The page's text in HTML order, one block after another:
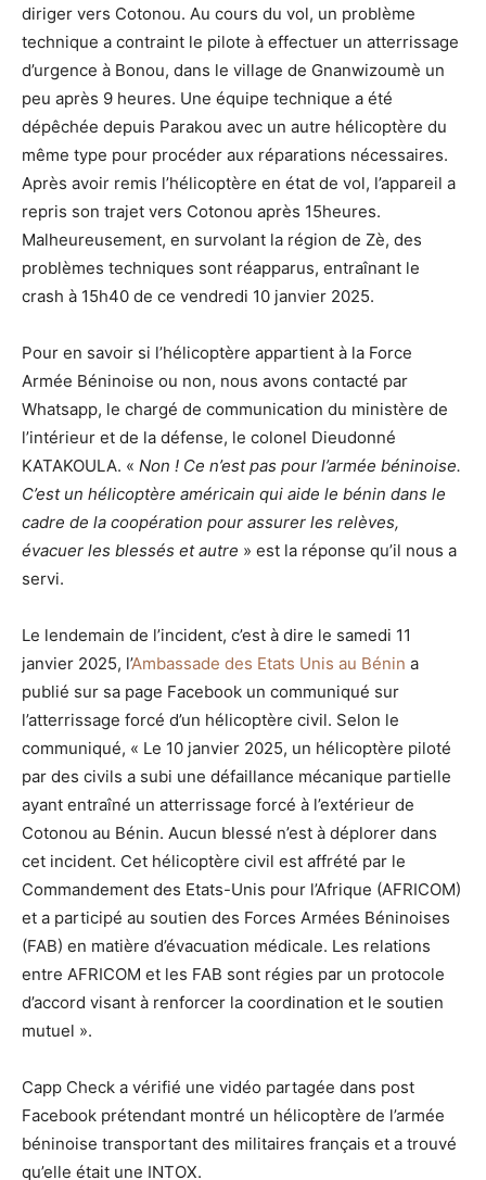
diriger vers Cotonou. Au cours du vol, un problème
technique a contraint le pilote à effectuer un atterrissage
d’urgence à Bonou, dans le village de Gnanwizoumè un
peu après 9 heures. Une équipe technique a été
dépêchée depuis Parakou avec un autre hélicoptère du
même type pour procéder aux réparations nécessaires.
Après avoir remis l’hélicoptère en état de vol, l’appareil a
repris son trajet vers Cotonou après 15heures.
Malheureusement, en survolant la région de Zè, des
problèmes techniques sont réapparus, entraînant le
crash à 15h40 de ce vendredi 10 janvier 2025.
Pour en savoir si l’hélicoptère appartient à la Force
Armée Béninoise ou non, nous avons contacté par
Whatsapp, le chargé de communication du ministère de
l’intérieur et de la défense, le colonel Dieudonné
KATAKOULA. « Non ! Ce n’est pas pour l’armée béninoise.
C’est un hélicoptère américain qui aide le bénin dans le
cadre de la coopération pour assurer les relèves,
évacuer les blessés et autre » est la réponse qu’il nous a
servi.
Le lendemain de l’incident, c’est à dire le samedi 11
janvier 2025, l’Ambassade des Etats Unis au Bénin a
publié sur sa page Facebook un communiqué sur
l’atterrissage forcé d’un hélicoptère civil. Selon le
communiqué, « Le 10 janvier 2025, un hélicoptère piloté
par des civils a subi une défaillance mécanique partielle
ayant entraîné un atterrissage forcé à l’extérieur de
Cotonou au Bénin. Aucun blessé n’est à déplorer dans
cet incident. Cet hélicoptère civil est affrété par le
Commandement des Etats-Unis pour l’Afrique (AFRICOM)
et a participé au soutien des Forces Armées Béninoises
(FAB) en matière d’évacuation médicale. Les relations
entre AFRICOM et les FAB sont régies par un protocole
d’accord visant à renforcer la coordination et le soutien
mutuel ».
Capp Check a vérifié une vidéo partagée dans post
Facebook prétendant montré un hélicoptère de l’armée
béninoise transportant des militaires français et a trouvé
qu’elle était une INTOX.